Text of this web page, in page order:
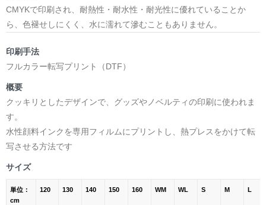
CMYKで印刷され、耐熱性・耐水性・耐光性に優れていることか
ら、色褪せしにくく、水に濡れて滲むこともありません。
印刷手法
フルカラー転写プリント（DTF）
概要
クッキリとしたデザインで、グッズやノベルティの印刷に使われま
す。
水性顔料インクを専用フィルムにプリントし、熱プレスをかけて転
写させる方法です
サイズ
単位：
cm
120 130 140 150 160 WM WL S M L